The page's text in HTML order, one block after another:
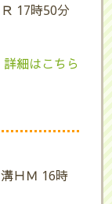
17時50分
詳細はこちら
ＨＭ 16時